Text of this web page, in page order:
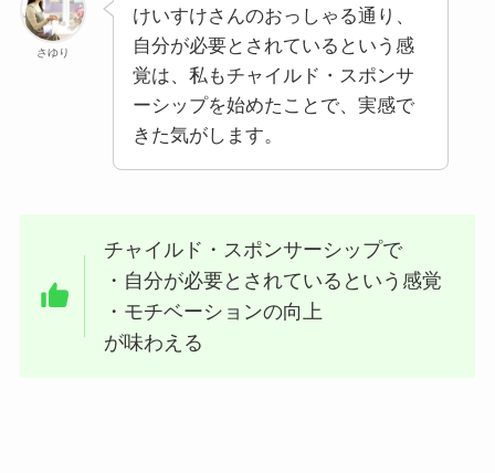
さゆり
けいすけさんのおっしゃる通り、
自分が必要とされているという感
覚は、私もチャイルド・スポンサ
ーシップを始めたことで、実感で
きた気がします。
チャイルド・スポンサーシップで
・自分が必要とされているという感覚
・モチベーションの向上
が味わえる